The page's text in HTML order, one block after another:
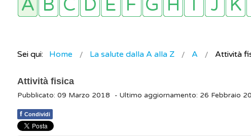
Sei qui: Home La salute dalla A alla Z A Attività
Attività fisica
Pubblicato: 09 Marzo 2018 - Ultimo aggiornamento: 26 Febbraio
f Condividi